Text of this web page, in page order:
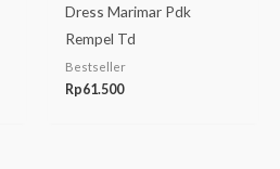
Dress Marimar Pdk
Rempel Td
Bestseller
Rp61.500